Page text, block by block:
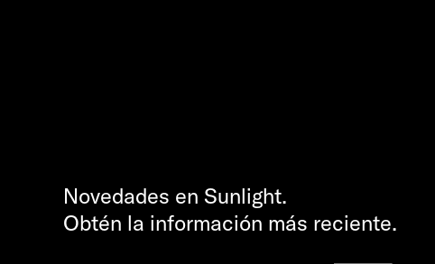
Novedades en Sunlight.
Obtén la información más reciente.